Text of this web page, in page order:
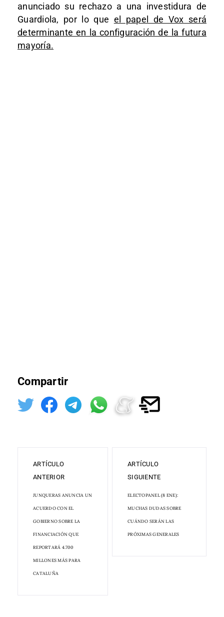
anunciado su rechazo a una investidura de
Guardiola, por lo que el papel de Vox será
determinante en la configuración de la futura
mayoría.
Compartir
ARTÍCULO
ANTERIOR
JUNQUERAS ANUNCIA UN
ACUERDO CON EL
GOBIERNO SOBRE LA
FINANCIACIÓN QUE
REPORTARÁ 4.700
MILLONES MÁS PARA
CATALUÑA
ARTÍCULO
SIGUIENTE
ELECTOPANEL (8 ENE):
MUCHAS DUDAS SOBRE
CUÁNDO SERÁN LAS
PRÓXIMAS GENERALES